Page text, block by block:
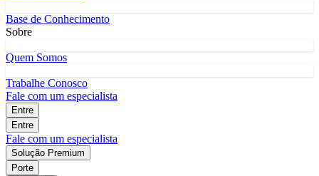
Base de Conhecimento
Sobre
Quem Somos
Trabalhe Conosco
Fale com um especialista
Entre
Entre
Fale com um especialista
Solução Premium
Porte